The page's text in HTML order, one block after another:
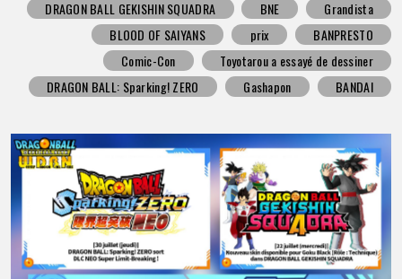
DRAGON BALL GEKISHIN SQUADRA BNE
Grandista
BLOOD OF SAIYANS
prix
BANPRESTO
Comic-Con
Toyotarou a essayé de dessiner
DRAGON BALL: Sparking! ZERO
Gashapon BANDAI